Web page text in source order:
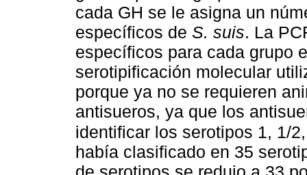
cada GH se le asigna un
específicos de S. suis. La
específicos para cada grupo
serotipificación molecular
porque ya no se requieren
antisueros, ya que los
identificar los serotipos 1, 1/
había clasificado en 35